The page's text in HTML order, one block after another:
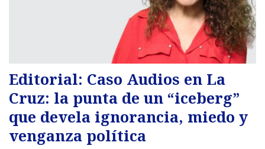
Editorial: Caso Audios en La
Cruz: la punta de un “iceberg”
que devela ignorancia, miedo y
venganza política